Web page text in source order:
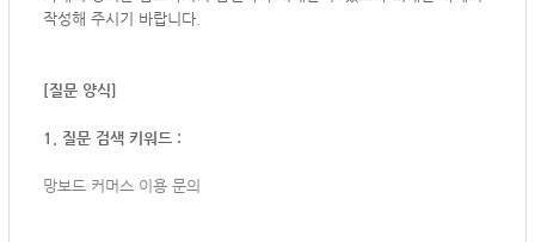
작성해 주시기 바랍니다.
[질문 양식]
1. 질문 검색 키워드 :
망보드 커머스 이용 문의